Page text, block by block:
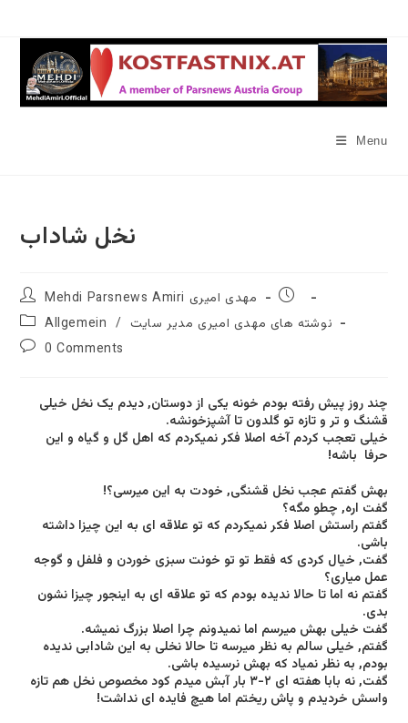
content
Menu
نخل شاداب
Post
author:
Mehdi Parsnews Amiri مهدی امیری
Post
Post
category:
Allgemein / نوشته های مهدی امیری مدیر سایت
Post0 Comments
چند روز پیش رفته بودم خونه یکی از دوستان, دیدم یک نخل خیلی
قشنگ و تر و تازه تو گلدون تا آشپزخونشه.
خیلی تعجب کردم آخه اصلا فکر نمیکردم که اهل گل و گیاه و این
حرفا باشه!
بهش گفتم عجب نخل قشنگی, خودت به این میرسی؟!
گفت اره, چطو مگه؟
گفتم راستش اصلا فکر نمیکردم که تو علاقه ای به این چیزا داشته
باشی.
گفت, خیال کردی که فقط تو تو خونت سبزی خوردن و فلفل و گوجه
عمل میاری؟
گفتم نه اما تا حالا ندیده بودم که تو علاقه ای به اینجور چیزا نشون
بدی.
گفت خیلی بهش میرسم اما نمیدونم چرا اصلا بزرگ نمیشه.
گفتم, خیلی سالم به نظر میرسه تا حالا نخلی به این شادابی ندیده
بودم, به نظر نمیاد که بهش نرسیده باشی.
گفت, نه بابا هفته ای ٢-٣ بار آبش میدم کود مخصوص نخل هم تازه
واسش خردیدم و پاش ریختم اما هیچ فایده ای نداشت!